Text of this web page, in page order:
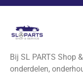
Bij SL PARTS Shop
onderdelen,